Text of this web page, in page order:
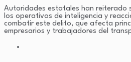
Autoridades estatales han reiterado
los operativos de inteligencia y
combatir este delito, que afecta
empresarios y trabajadores del